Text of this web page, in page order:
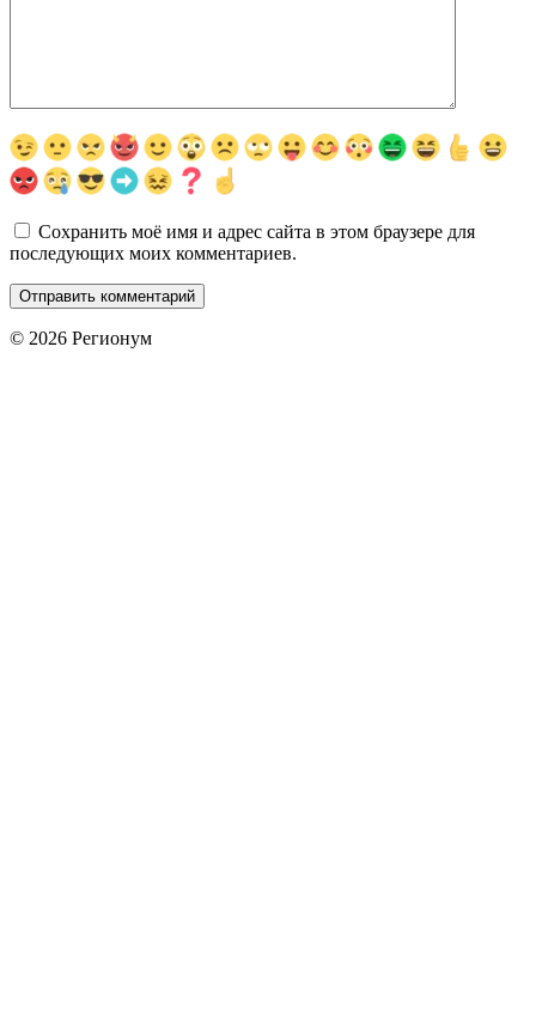
Сохранить моё имя и адрес сайта в этом браузере для
последующих моих комментариев.
© 2026 Регионум